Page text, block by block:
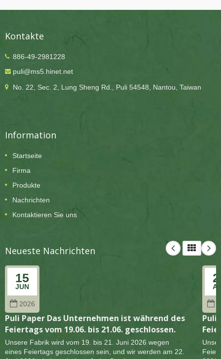
Kontakte
886-49-2981228
puli@ms5.hinet.net
No. 22, Sec. 2, Lung Sheng Rd., Puli 54548, Nantou, Taiwan
Information
Startseite
Firma
Produkte
Nachrichten
Kontaktieren Sie uns
Neueste Nachrichten
15
JUN
2026
Puli Paper Das Unternehmen ist während des
Feiertags vom 19.06. bis 21.06. geschlossen.
Unsere Fabrik wird vom 19. bis 21. Juni 2026 wegen
eines Feiertags geschlossen sein, und wir werden am 22.
Puli